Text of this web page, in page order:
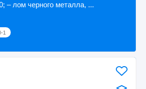
– лом черного металла, ...
1